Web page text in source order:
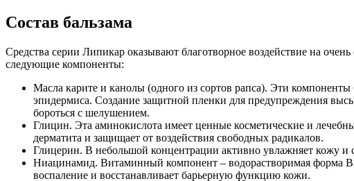
Состав бальзама
Средства серии Липикар оказывают благотворное воздействие на
следующие компоненты:
Масла карите и канолы (одного из сортов рапса). Эти
эпидермиса. Создание защитной пленки для предупреждения
бороться с шелушением.
Глицин. Эта аминокислота имеет ценные косметические и
дерматита и защищает от воздействия свободных радикалов.
Глицерин. В небольшой концентрации активно увлажняет кожу и
Ниацинамид. Витаминный компонент – водорастворимая форма
воспаление и восстанавливает барьерную функцию кожи.